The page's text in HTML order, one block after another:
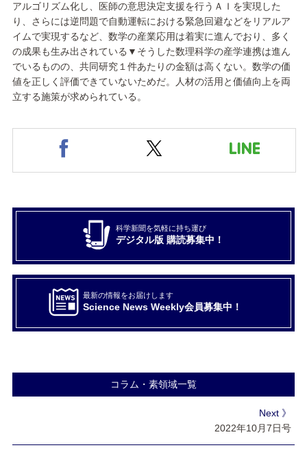
アルゴリズム化し、医師の意思決定支援を行うＡＩを実現した
り、さらには逆問題で自動運転における緊急回避などをリアルア
イムで実現するなど、数学の産業応用は着実に進んでおり、多く
の成果も生み出されている▼そうした数理科学の産学連携は進ん
でいるものの、共同研究１件あたりの金額は高くない。数学の価
値を正しく評価できていないためだ。人材の活用と価値向上を両
立する施策が求められている。
科学新聞を気軽に持ち運び
デジタル版 購読募集中！
最新の情報をお届けします
Science News Weekly会員募集中！
コラム・素領域一覧
Next 》
2022年10月7日号